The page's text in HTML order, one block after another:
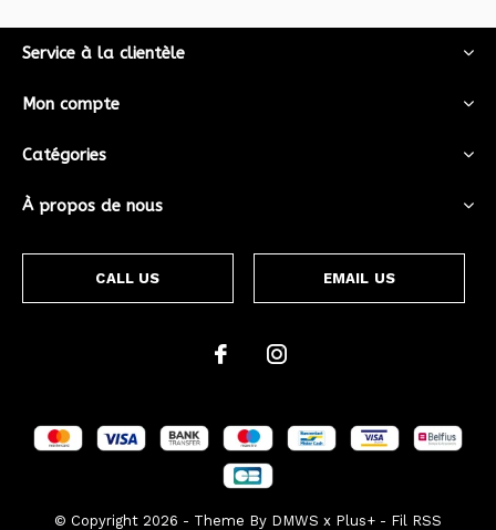
Service à la clientèle
Mon compte
Catégories
À propos de nous
CALL US EMAIL US
© Copyright 2026 - Theme By DMWS x Plus+ - Fil RSS